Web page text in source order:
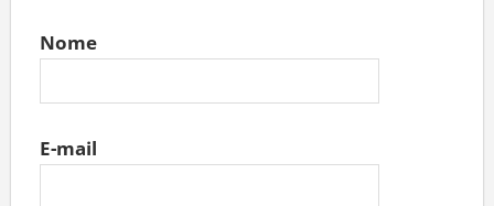
Nome
E-mail